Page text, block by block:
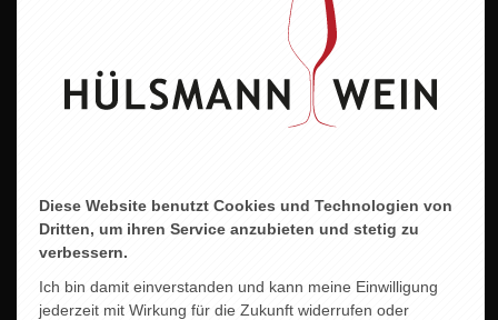
Weingut Wind, Nauweg 6, D-76829 Arzheim
Diese Website benutzt Cookies und Technologien von
Dritten, um ihren Service anzubieten und stetig zu
verbessern.
Ich bin damit einverstanden und kann meine Einwilligung
jederzeit mit Wirkung für die Zukunft widerrufen oder